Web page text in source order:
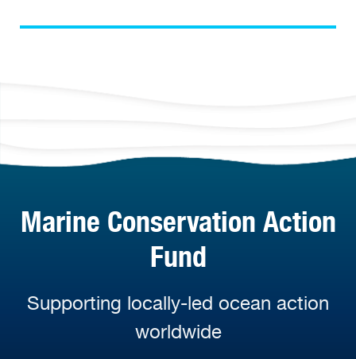
Marine Conservation Action
Fund
Supporting locally-led ocean action
worldwide